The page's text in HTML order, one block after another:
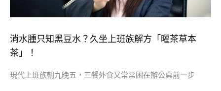
消水腫只知黑豆水？久坐上班族解方「曜茶草本
茶」！
現代上班族朝九晚五，三餐外食又常常困在辦公桌前一步